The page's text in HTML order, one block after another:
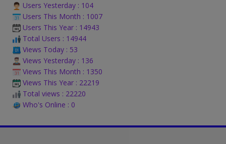
Users Yesterday : 104
Users This Month : 1007
Users This Year : 14943
Total Users : 14944
Views Today : 53
Views Yesterday : 136
Views This Month : 1350
Views This Year : 22219
Total views : 22220
Who's Online : 0